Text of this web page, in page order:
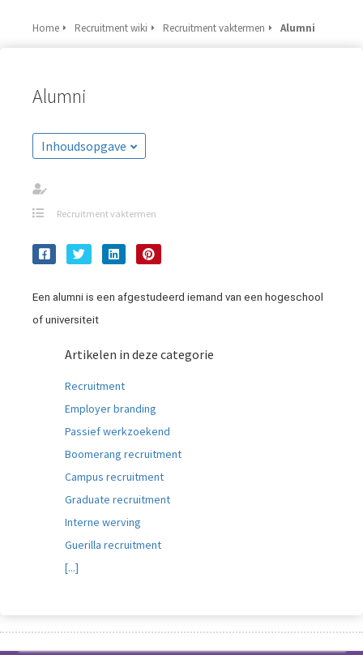
Home Recruitment wiki Recruitment vaktermen Alumni
Alumni
Inhoudsopgave
Recruitment vaktermen
Een alumni is een afgestudeerd iemand van een hogeschool
of universiteit
Artikelen in deze categorie
Recruitment
Employer branding
Passief werkzoekend
Boomerang recruitment
Campus recruitment
Graduate recruitment
Interne werving
Guerilla recruitment
[...]